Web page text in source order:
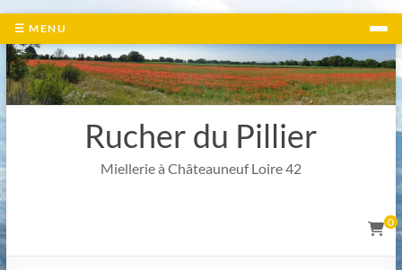
☰ MENU
Aller
contenu
Rucher du Pillier
Miellerie à Châteauneuf Loire 42
0